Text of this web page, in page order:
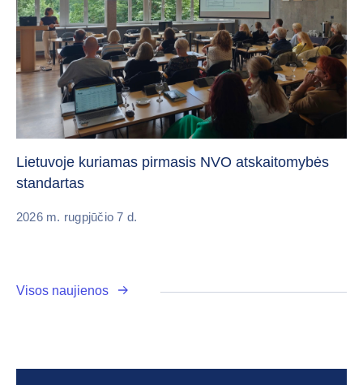
Lietuvoje kuriamas pirmasis NVO atskaitomybės
standartas
2026 m. rugpjūčio 7 d.
Visos naujienos